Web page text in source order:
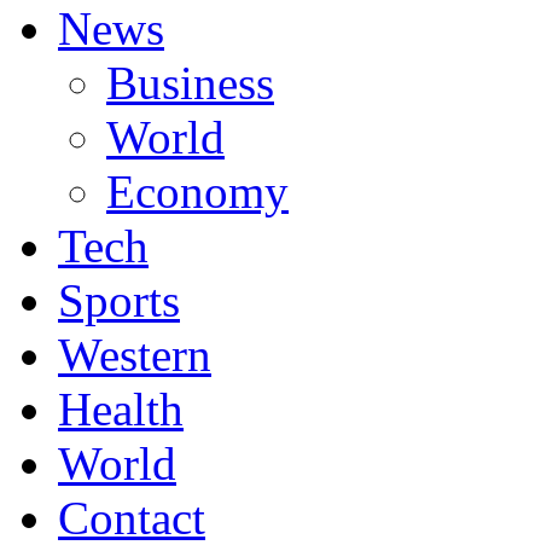
News
Business
World
Economy
Tech
Sports
Western
Health
World
Contact